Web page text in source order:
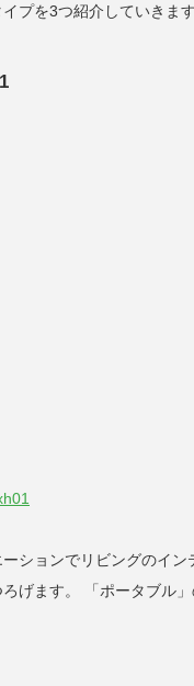
プを3つ紹介していきます
ションでリビングのイ
げます。 「ポータブル